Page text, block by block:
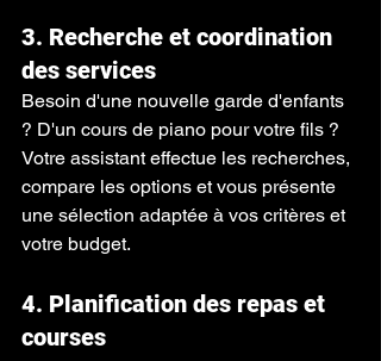
3. Recherche et coordination
des services
Besoin d'une nouvelle garde d'enfants
? D'un cours de piano pour votre fils ?
Votre assistant effectue les recherches,
compare les options et vous présente
une sélection adaptée à vos critères et
votre budget.
4. Planification des repas et
courses